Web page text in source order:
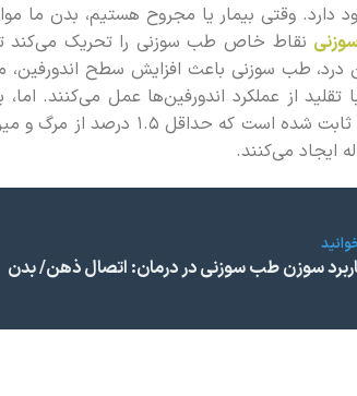
دارد. وقتی بیمار یا مجروح هستیم، بدن ما
نقاط خاص طب سوزنی را تحریک می‌کند تا
درد، طب سوزنی باعث افزایش سطح
تقلید از عملکرد اندورفین‌ها عمل می‌کنند.
سوزن طب سوزنی در درمان: اتصال ذهن/ بدن